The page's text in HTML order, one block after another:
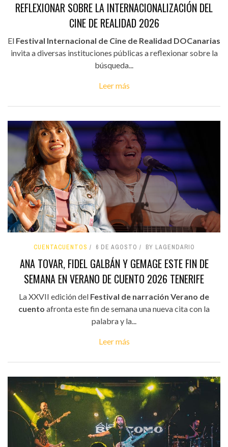
REFLEXIONAR SOBRE LA INTERNACIONALIZACIÓN DEL
CINE DE REALIDAD 2026
El Festival Internacional de Cine de Realidad DOCanarias
invita a diversas instituciones públicas a reflexionar sobre la
búsqueda...
Leer más
CUENTACUENTOS 6 DE AGOSTO BY LAGENDARIO
ANA TOVAR, FIDEL GALBÁN Y GEMAGE ESTE FIN DE
SEMANA EN VERANO DE CUENTO 2026 TENERIFE
La XXVII edición del Festival de narración Verano de
cuento afronta este fin de semana una nueva cita con la
palabra y la...
Leer más